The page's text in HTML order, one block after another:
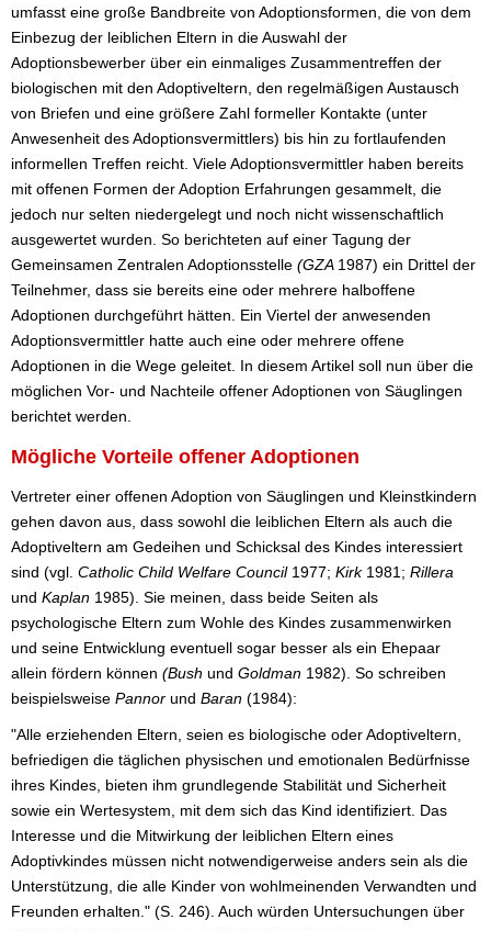
umfasst eine große Bandbreite von Adoptionsformen, die von dem
Einbezug der leiblichen Eltern in die Auswahl der
Adoptionsbewerber über ein einmaliges Zusammentreffen der
biologischen mit den Adoptiveltern, den regelmäßigen Austausch
von Briefen und eine größere Zahl formeller Kontakte (unter
Anwesenheit des Adoptionsvermittlers) bis hin zu fortlaufenden
informellen Treffen reicht. Viele Adoptionsvermittler haben bereits
mit offenen Formen der Adoption Erfahrungen gesammelt, die
jedoch nur selten niedergelegt und noch nicht wissenschaftlich
ausgewertet wurden. So berichteten auf einer Tagung der
Gemeinsamen Zentralen Adoptionsstelle (GZA 1987) ein Drittel der
Teilnehmer, dass sie bereits eine oder mehrere halboffene
Adoptionen durchgeführt hätten. Ein Viertel der anwesenden
Adoptionsvermittler hatte auch eine oder mehrere offene
Adoptionen in die Wege geleitet. In diesem Artikel soll nun über die
möglichen Vor- und Nachteile offener Adoptionen von Säuglingen
berichtet werden.
Mögliche Vorteile offener Adoptionen
Vertreter einer offenen Adoption von Säuglingen und Kleinstkindern
gehen davon aus, dass sowohl die leiblichen Eltern als auch die
Adoptiveltern am Gedeihen und Schicksal des Kindes interessiert
sind (vgl. Catholic Child Welfare Council 1977; Kirk 1981; Rillera
und Kaplan 1985). Sie meinen, dass beide Seiten als
psychologische Eltern zum Wohle des Kindes zusammenwirken
und seine Entwicklung eventuell sogar besser als ein Ehepaar
allein fördern können (Bush und Goldman 1982). So schreiben
beispielsweise Pannor und Baran (1984):
"Alle erziehenden Eltern, seien es biologische oder Adoptiveltern,
befriedigen die täglichen physischen und emotionalen Bedürfnisse
ihres Kindes, bieten ihm grundlegende Stabilität und Sicherheit
sowie ein Wertesystem, mit dem sich das Kind identifiziert. Das
Interesse und die Mitwirkung der leiblichen Eltern eines
Adoptivkindes müssen nicht notwendigerweise anders sein als die
Unterstützung, die alle Kinder von wohlmeinenden Verwandten und
Freunden erhalten." (S. 246). Auch würden Untersuchungen über